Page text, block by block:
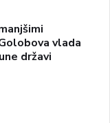
vlada
državi